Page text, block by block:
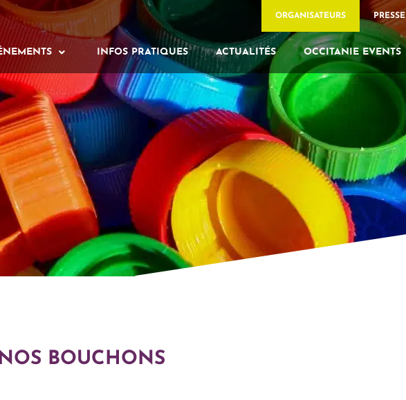
ORGANISATEURS PRESSE
INFOS PRATIQUES ACTUALITÉS OCCITANIE EVENTS
BOUCHONS